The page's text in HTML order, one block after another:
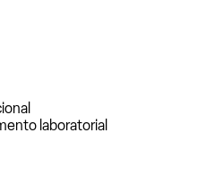
laboratorial